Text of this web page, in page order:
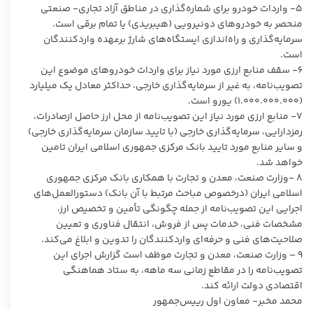
۵- واردات خودرو برای شماره‌گذاری در مناطق آزاد تجاری- صنعتی
منحصر به خودرو‌های دونیرویی (هیبریدی) یا تمام برقی است.
سرمایه‌گذاری و راه‌اندازی ایستگاه‌های شارژ برعهده واردکنندگان
است.
۶- سقف منابع ارزی مورد نیاز برای واردات خودرو‌های موضوع این
تصویب‌نامه، به غیر از سرمایه‌گذاری خارجی، حداکثر معادل یک میلیارد
(۱.۰۰۰.۰۰۰.۰۰۰) یورو است.
۷- منابع ارزی مورد نیاز این تصویب‌نامه از محل ارز حاصل ازصادرات،
رمزدارایی، سرمایه‌گذاری خارجی (با تایید سازمان سرمایه‌گذاری خارجی)
و سایر منابع مورد تایید بانک مرکزی جمهوری اسلامی ایران تامین
خواهد شد.
۸ -وزارت صنعت، معدن و تجارت با همکاری بانک مرکزی جمهوری
اسلامی ایران (درخصوص مباحث مرتبط با آن بانک) دستورالعمل‌های
اجرایی این تصویب‌نامه از جمله چگونگی تأمین و تخصیص ارز،
مشخصات فنی، خدمات پس از فروش، انتقال فناوری و تعیین
صلاحیت‌های فنی و حرفه‌ای واردکنندگان را تدوین و ابلاغ می‌کند.
۹ –
وزارت صنعت، معدن و تجارت موظف است گزارش اجرای این
تصویب‌نامه را در مقاطع زمانی سه ماهه، به ستاد هماهنگی
اقتصادی دولت ارائه کند.
محمد مخبر- معاون اول رییس‌جمهور